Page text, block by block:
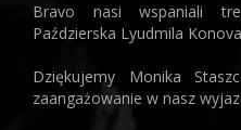
Bravo nasi wspaniali
Paździerska Lyudmila
Dziękujemy Monika
zaangażowanie w nasz